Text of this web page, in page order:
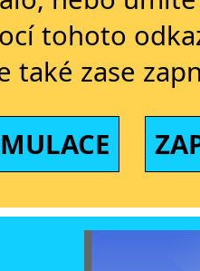
tohoto
také zase